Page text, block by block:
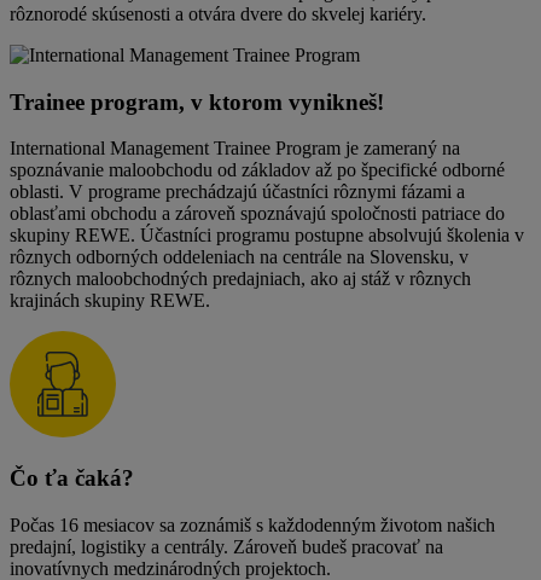
rôznorodé skúsenosti a otvára dvere do skvelej kariéry.
Trainee program, v ktorom vynikneš!
International Management Trainee Program je zameraný na
spoznávanie maloobchodu od základov až po špecifické odborné
oblasti. V programe prechádzajú účastníci rôznymi fázami a
oblasťami obchodu a zároveň spoznávajú spoločnosti patriace do
skupiny REWE. Účastníci programu postupne absolvujú školenia v
rôznych odborných oddeleniach na centrále na Slovensku, v
rôznych maloobchodných predajniach, ako aj stáž v rôznych
krajinách skupiny REWE.
Čo ťa čaká?
Počas 16 mesiacov sa zoznámiš s každodenným životom našich
predajní, logistiky a centrály. Zároveň budeš pracovať na
inovatívnych medzinárodných projektoch.